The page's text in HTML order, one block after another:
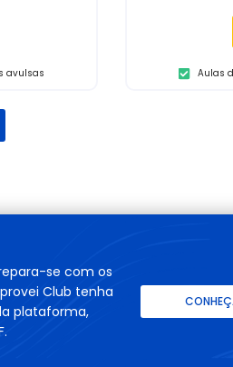
avulsas Aulas
se com os
Club tenha
plataforma,